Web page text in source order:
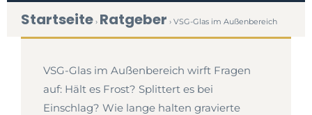
Startseite › Ratgeber › VSG-Glas im Außenbereich
VSG-Glas im Außenbereich wirft Fragen
auf: Hält es Frost? Splittert es bei
Einschlag? Wie lange halten gravierte